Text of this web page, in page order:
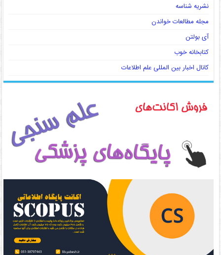
نشریه شناسه
مجله مطالعات خواندن
آی بولتن
کتابخانه خوب
کانال اخبار بین المللی علم اطلاعات